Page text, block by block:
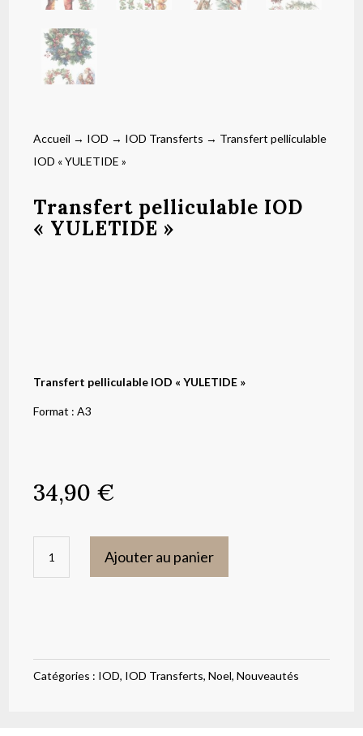
Accueil → IOD → IOD Transferts → Transfert pelliculable
IOD « YULETIDE »
Transfert pelliculable IOD
« YULETIDE »
Transfert pelliculable IOD « YULETIDE »
Format : A3
34,90 €
"YULETIDE"
Ajouter au panier
Catégories : IOD, IOD Transferts,Noel,Nouveautés